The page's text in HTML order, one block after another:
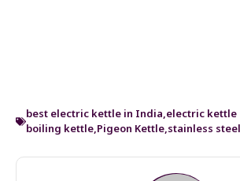
best electric kettle in India,electric kettle
boiling kettle,Pigeon Kettle,stainless